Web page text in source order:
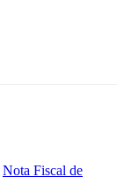
Nota Fiscal de